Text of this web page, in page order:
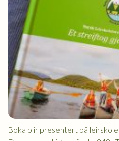
Boka blir presentert på